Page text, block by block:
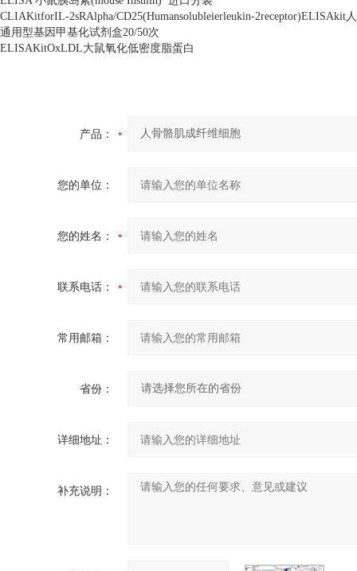
CLIAKitforIL-2sRAlpha/CD25(Humansolubleierleukin-2receptor)ELISAkit
通用型基因甲基化试剂盒20/50次
ELISAKitOxLDL大鼠氧化低密度脂蛋白
产品：
您的单位：
您的姓名：
联系电话：
常用邮箱：
省份：
详细地址：
补充说明：